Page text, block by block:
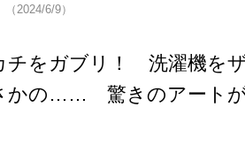
（2024/6/9）
チをガブリ！ 洗濯機を
かの…… 驚きのアートが